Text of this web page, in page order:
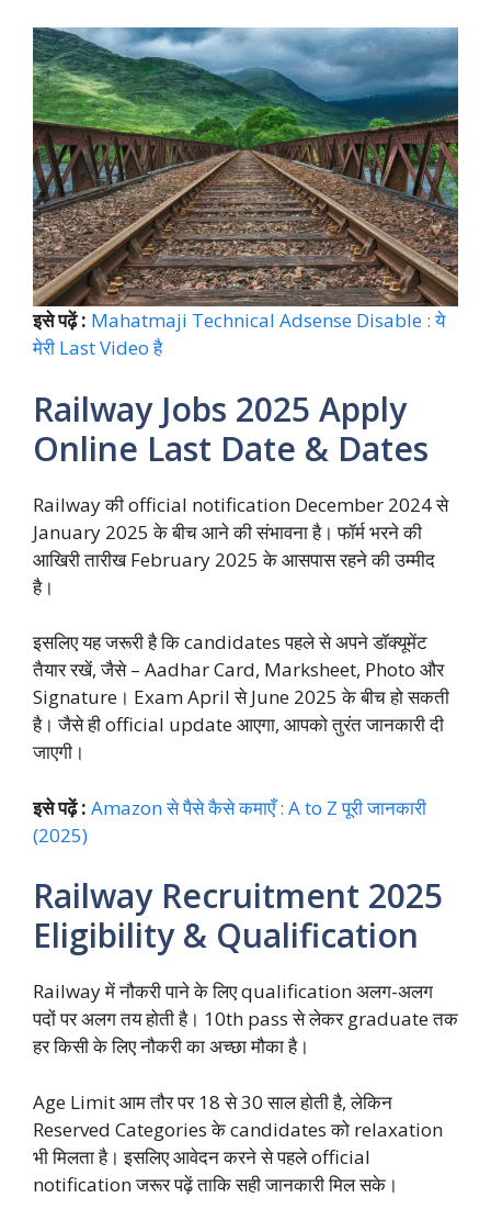
इसे पढ़ें : Mahatmaji Technical Adsense Disable : ये
मेरी Last Video है
Railway Jobs 2025 Apply
Online Last Date & Dates
Railway की official notification December 2024 से
January 2025 के बीच आने की संभावना है। फॉर्म भरने की
आखिरी तारीख February 2025 के आसपास रहने की उम्मीद
है।
इसलिए यह जरूरी है कि candidates पहले से अपने डॉक्यूमेंट
तैयार रखें, जैसे – Aadhar Card, Marksheet, Photo और
Signature। Exam April से June 2025 के बीच हो सकती
है। जैसे ही official update आएगा, आपको तुरंत जानकारी दी
जाएगी।
इसे पढ़ें : Amazon से पैसे कैसे कमाएँ : A to Z पूरी जानकारी
(2025)
Railway Recruitment 2025
Eligibility & Qualification
Railway में नौकरी पाने के लिए qualification अलग-अलग
पदों पर अलग तय होती है। 10th pass से लेकर graduate तक
हर किसी के लिए नौकरी का अच्छा मौका है।
Age Limit आम तौर पर 18 से 30 साल होती है, लेकिन
Reserved Categories के candidates को relaxation
भी मिलता है। इसलिए आवेदन करने से पहले official
notification जरूर पढ़ें ताकि सही जानकारी मिल सके।